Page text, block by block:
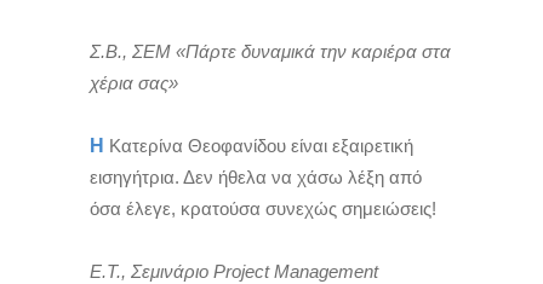
Σ.Β., ΣΕΜ «Πάρτε δυναμικά την καριέρα στα
χέρια σας»
Η Κατερίνα Θεοφανίδου είναι εξαιρετική
εισηγήτρια. Δεν ήθελα να χάσω λέξη από
όσα έλεγε, κρατούσα συνεχώς σημειώσεις!
Ε.Τ., Σεμινάριο Project Management